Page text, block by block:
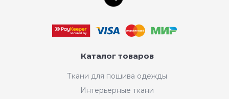
Каталог товаров
Ткани для пошива одежды
Интерьерные ткани